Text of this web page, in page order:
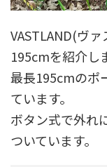
VASTLAND(ヴ
195cmを紹介し
最長195cmのポ
ています。
ボタン式で外れ
ついています。